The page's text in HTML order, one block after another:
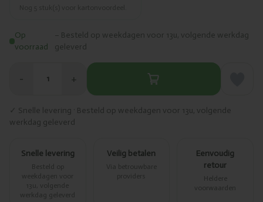
Op
voorraad
– Besteld op weekdagen voor 13u, volgende werkdag
geleverd
− 1 +
✓ Snelle levering · Besteld op weekdagen voor 13u, volgende
werkdag geleverd
Snelle levering
Besteld op
weekdagen voor
13u, volgende
werkdag geleverd
Veilig betalen
Via betrouwbare
providers
Eenvoudig
retour
Heldere
voorwaarden